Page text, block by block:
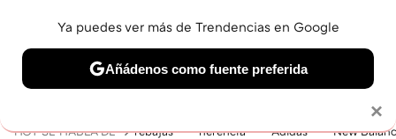
BELLEZA SHOPPING VIAJES GASTRO SNEAKERS
HOY SE HABLA DE rebajas herencia Adidas New
×
Ya puedes ver más de Trendencias en Google
Añádenos como fuente preferida